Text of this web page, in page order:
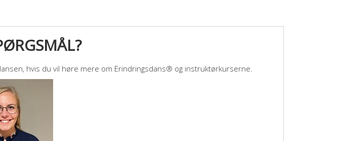
hvis du vil høre mere om Erindringsdans® og instruktørkurserne.